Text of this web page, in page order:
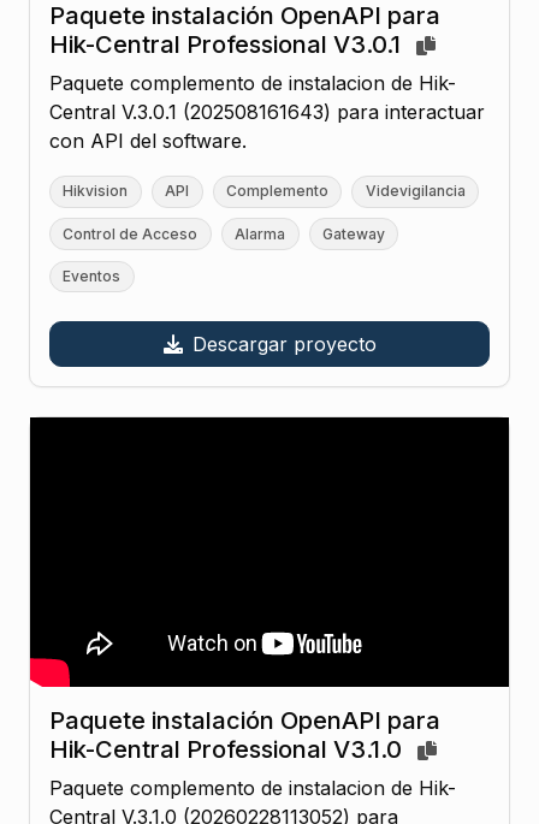
Paquete instalación OpenAPI para
Hik-Central Professional V3.0.1
Paquete complemento de instalacion de Hik-
Central V.3.0.1 (202508161643) para interactuar
con API del software.
Hikvision API Complemento Videvigilancia
Control de Acceso Alarma Gateway
Eventos
Descargar proyecto
Paquete instalación OpenAPI para
Hik-Central Professional V3.1.0
Paquete complemento de instalacion de Hik-
Central V.3.1.0 (20260228113052) para